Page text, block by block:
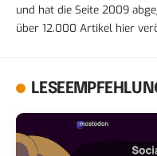
und hat die Seite 2009
über 12.000 Artikel hier